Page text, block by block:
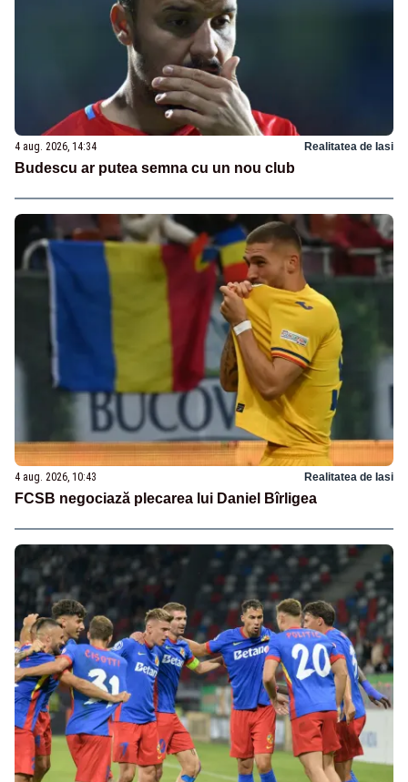
4 aug. 2026, 14:34 Realitatea de Iasi
Budescu ar putea semna cu un nou club
4 aug. 2026, 10:43 Realitatea de Iasi
FCSB negociază plecarea lui Daniel Bîrligea